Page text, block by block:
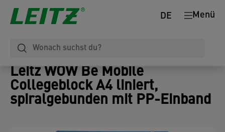
Menü
DE
Leitz WOW Be Mobile
Collegeblock A4 liniert,
spiralgebunden mit PP-Einband